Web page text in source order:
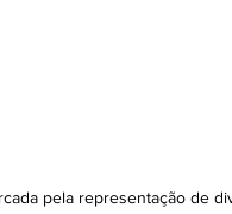
pela representação de